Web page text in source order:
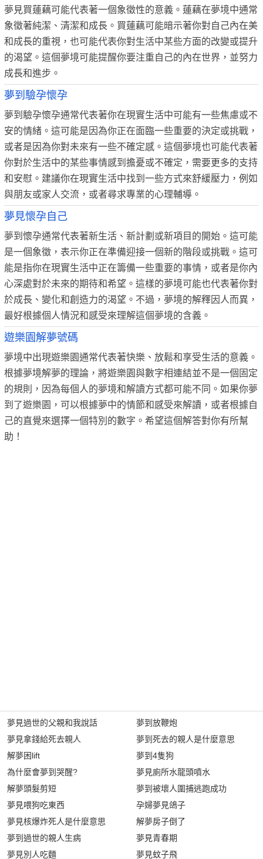
夢見買蓮藕可能代表著一個象徵性的意義。蓮藕在夢境中通常
象徵著純潔、清潔和成長。買蓮藕可能暗示著你對自己內在美
和成長的重視，也可能代表你對生活中某些方面的改變或提升
的渴望。這個夢境可能提醒你要注重自己的內在世界，並努力
成長和進步。
夢到驗孕懷孕
夢到驗孕懷孕通常代表著你在現實生活中可能有一些焦慮或不
安的情緒。這可能是因為你正在面臨一些重要的決定或挑戰，
或者是因為你對未來有一些不確定感。這個夢境也可能代表著
你對於生活中的某些事情感到擔憂或不確定，需要更多的支持
和安慰。建議你在現實生活中找到一些方式來舒緩壓力，例如
與朋友或家人交流，或者尋求專業的心理輔導。
夢見懷孕自己
夢到懷孕通常代表著新生活、新計劃或新項目的開始。這可能
是一個象徵，表示你正在準備迎接一個新的階段或挑戰。這可
能是指你在現實生活中正在籌備一些重要的事情，或者是你內
心深處對於未來的期待和希望。這樣的夢境可能也代表著你對
於成長、變化和創造力的渴望。不過，夢境的解釋因人而異，
最好根據個人情況和感受來理解這個夢境的含義。
遊樂園解夢號碼
夢境中出現遊樂園通常代表著快樂、放鬆和享受生活的意義。
根據夢境解夢的理論，將遊樂園與數字相連結並不是一個固定
的規則，因為每個人的夢境和解讀方式都可能不同。如果你夢
到了遊樂園，可以根據夢中的情節和感受來解讀，或者根據自
己的直覺來選擇一個特別的數字。希望這個解答對你有所幫
助！
夢見過世的父親和我說話
夢見拿錢給死去親人
解夢困lift
為什麼會夢到哭醒?
解夢頭髮剪短
夢見喂狗吃東西
夢見核爆炸死人是什麼意思
夢到過世的親人生病
夢見別人吃麵
夢到放鞭炮
夢到死去的親人是什麼意思
夢到4隻狗
夢見廁所水龍頭噴水
夢到被壞人圍捕逃跑成功
孕婦夢見鴿子
解夢房子倒了
夢見青春期
夢見蚊子飛